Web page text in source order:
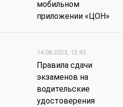
мобильном
приложении «ЦОН»
14.08.2023, 12:45
Правила сдачи
экзаменов на
водительские
удостоверения